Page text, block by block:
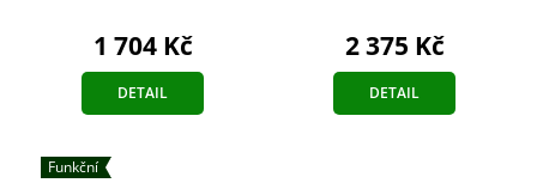
1 704 Kč
DETAIL
2 375 Kč
DETAIL
Funkční